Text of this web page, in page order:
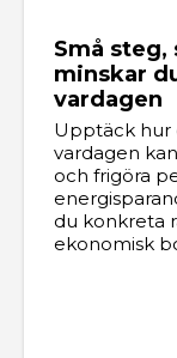
Små steg,
minskar
vardagen
Upptäck hur
vardagen
och frigöra
du konkreta
ekonomisk